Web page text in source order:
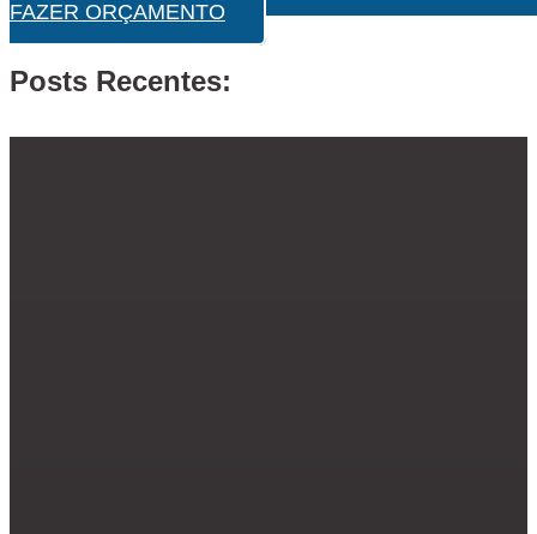
FAZER ORÇAMENTO
Posts Recentes: